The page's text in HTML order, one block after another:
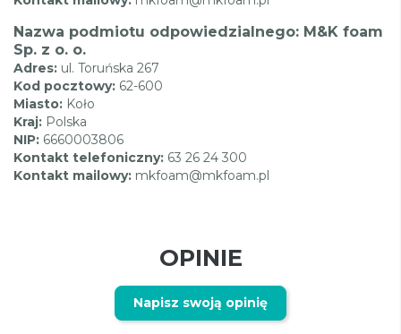
Nazwa podmiotu odpowiedzialnego: M&K foam
Sp. z o. o.
Adres: ul. Toruńska 267
Kod pocztowy: 62-600
Miasto: Koło
Kraj: Polska
NIP: 6660003806
Kontakt telefoniczny: 63 26 24 300
Kontakt mailowy: mkfoam@mkfoam.pl
OPINIE
Napisz swoją opinię